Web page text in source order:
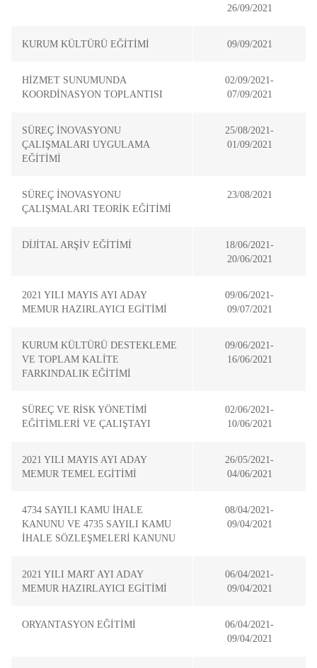
26/09/2021
KURUM KÜLTÜRÜ EĞİTİMİ 09/09/2021
HİZMET SUNUMUNDA
KOORDİNASYON TOPLANTISI
02/09/2021-
07/09/2021
SÜREÇ İNOVASYONU
ÇALIŞMALARI UYGULAMA
EĞİTİMİ
25/08/2021-
01/09/2021
SÜREÇ İNOVASYONU
ÇALIŞMALARI TEORİK EĞİTİMİ
23/08/2021
DİJİTAL ARŞİV EĞİTİMİ
18/06/2021-
20/06/2021
2021 YILI MAYIS AYI ADAY
MEMUR HAZIRLAYICI EGİTİMİ
09/06/2021-
09/07/2021
KURUM KÜLTÜRÜ DESTEKLEME
VE TOPLAM KALİTE
FARKINDALIK EĞİTİMİ
09/06/2021-
16/06/2021
SÜREÇ VE RİSK YÖNETİMİ
EĞİTİMLERİ VE ÇALIŞTAYI
02/06/2021-
10/06/2021
2021 YILI MAYIS AYI ADAY
MEMUR TEMEL EGİTİMİ
26/05/2021-
04/06/2021
4734 SAYILI KAMU İHALE
KANUNU VE 4735 SAYILI KAMU
İHALE SÖZLEŞMELERİ KANUNU
08/04/2021-
09/04/2021
2021 YILI MART AYI ADAY
MEMUR HAZIRLAYICI EGİTİMİ
06/04/2021-
09/04/2021
ORYANTASYON EĞİTİMİ
06/04/2021-
09/04/2021